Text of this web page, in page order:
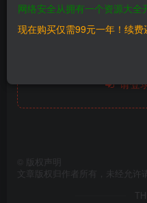
网盘链接
此处内容已
请登
版权声明
文章版权归作者所有，未经允许
网络安全从拥有一个资源大全
现在购买仅需99元一年！续费